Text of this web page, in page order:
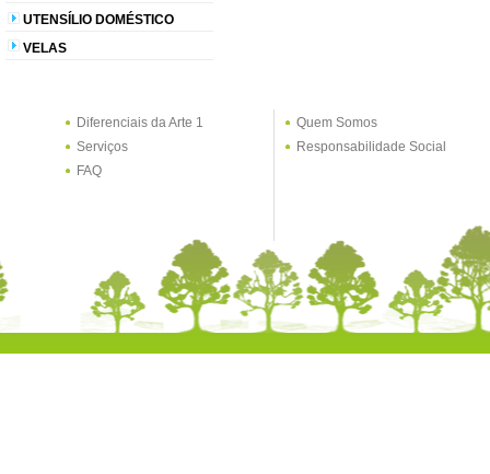
UTENSÍLIO DOMÉSTICO
VELAS
Diferenciais da Arte 1
Serviços
FAQ
Quem Somos
Responsabilidade Social